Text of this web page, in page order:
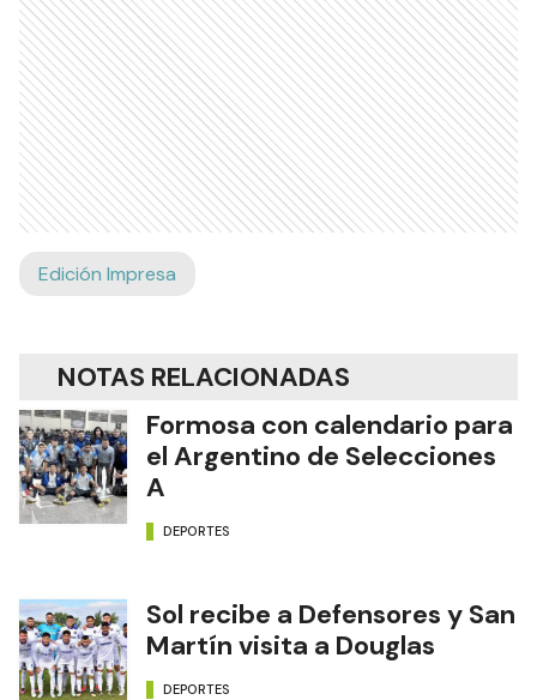
Edición Impresa
NOTAS RELACIONADAS
Formosa con calendario para
el Argentino de Selecciones
A
DEPORTES
Sol recibe a Defensores y San
Martín visita a Douglas
DEPORTES